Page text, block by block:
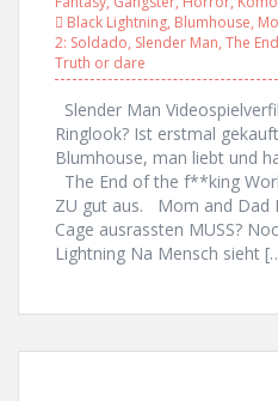
Black Lightning, Blumhouse,
2: Soldado, Slender Man, The
Truth or dare
Slender Man
Ringlook? Ist erstmal
Blumhouse, man liebt und
The End of the f**king
ZU gut aus. Mom and Dad
Cage ausrassten MUSS?
Lightning Na Mensch sieht